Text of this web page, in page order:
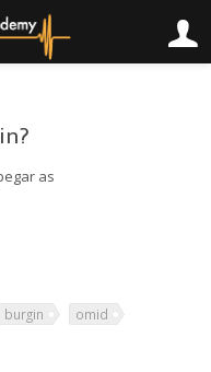
as
burgin omid